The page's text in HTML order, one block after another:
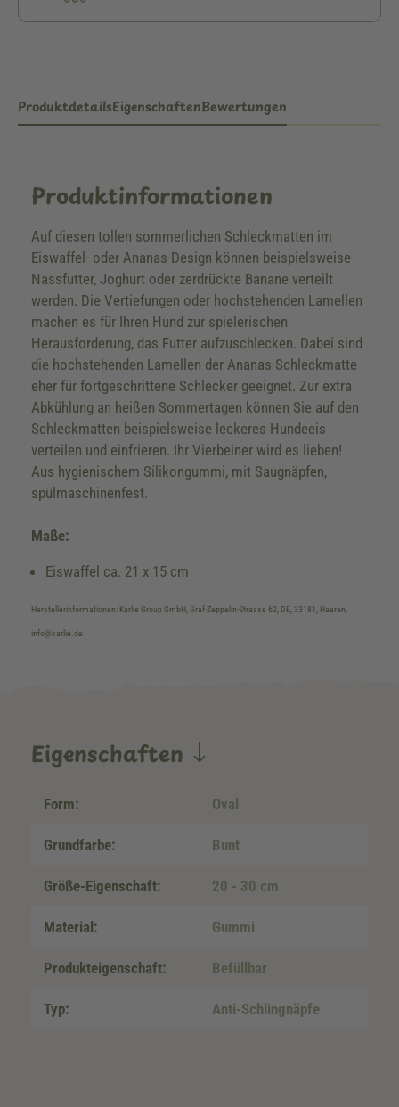
ProduktdetailsEigenschaftenBewertungen
Produktinformationen
Auf diesen tollen sommerlichen Schleckmatten im
Eiswaffel- oder Ananas-Design können beispielsweise
Nassfutter, Joghurt oder zerdrückte Banane verteilt
werden. Die Vertiefungen oder hochstehenden Lamellen
machen es für Ihren Hund zur spielerischen
Herausforderung, das Futter aufzuschlecken. Dabei sind
die hochstehenden Lamellen der Ananas-Schleckmatte
eher für fortgeschrittene Schlecker geeignet. Zur extra
Abkühlung an heißen Sommertagen können Sie auf den
Schleckmatten beispielsweise leckeres Hundeeis
verteilen und einfrieren. Ihr Vierbeiner wird es lieben!
Aus hygienischem Silikongummi, mit Saugnäpfen,
spülmaschinenfest.
Maße:
Eiswaffel ca. 21 x 15 cm
Herstellerinformationen: Karlie Group GmbH, Graf-Zeppelin-Strasse 62, DE, 33181, Haaren,
info@karlie.de
Eigenschaften
Form: Oval
Grundfarbe: Bunt
Größe-Eigenschaft: 20 - 30 cm
Material: Gummi
Produkteigenschaft: Befüllbar
Typ: Anti-Schlingnäpfe